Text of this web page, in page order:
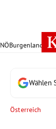
NÖBurgenland
Wählen
Österreich